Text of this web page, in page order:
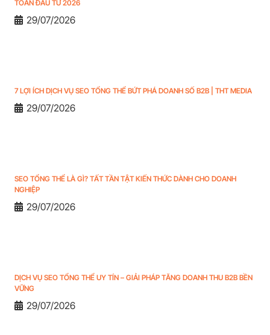
TOÁN ĐẦU TƯ 2026
29/07/2026
7 LỢI ÍCH DỊCH VỤ SEO TỔNG THỂ BỨT PHÁ DOANH SỐ B2B | THT MEDIA
29/07/2026
SEO TỔNG THỂ LÀ GÌ? TẤT TẦN TẬT KIẾN THỨC DÀNH CHO DOANH
NGHIỆP
29/07/2026
DỊCH VỤ SEO TỔNG THỂ UY TÍN – GIẢI PHÁP TĂNG DOANH THU B2B BỀN
VỮNG
29/07/2026